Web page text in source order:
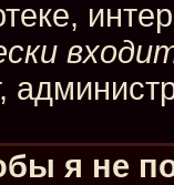
я не